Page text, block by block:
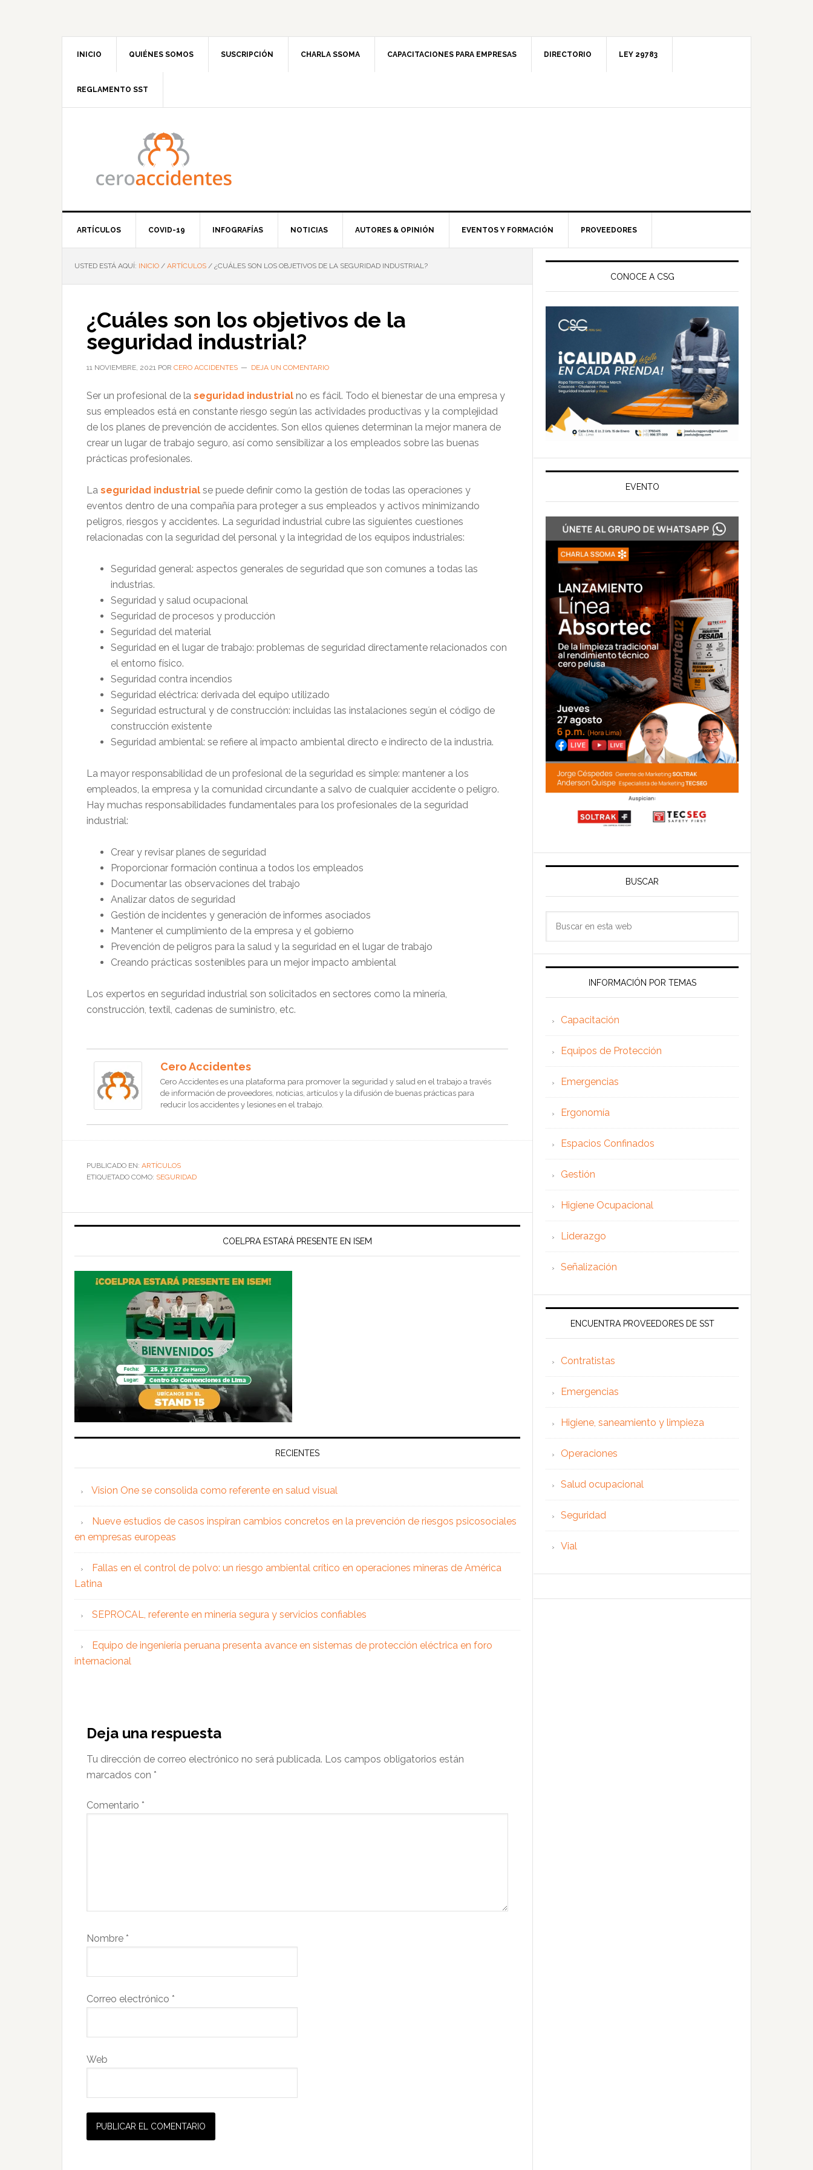
INICIO QUIÉNES SOMOS SUSCRIPCIÓN CHARLA SSOMA CAPACITACIONES PARA EMPRESAS DIRECTORIO LEY 29783
REGLAMENTO SST
ARTÍCULOS COVID-19 INFOGRAFÍAS NOTICIAS AUTORES & OPINIÓN EVENTOS Y FORMACIÓN PROVEEDORES
USTED ESTÁ AQUÍ: INICIO / ARTÍCULOS / ¿CUÁLES SON LOS OBJETIVOS DE LA SEGURIDAD INDUSTRIAL?
¿Cuáles son los objetivos de la
seguridad industrial?
11 NOVIEMBRE, 2021 POR CERO ACCIDENTES DEJA UN COMENTARIO
Ser un profesional de la seguridad industrial no es fácil. Todo el bienestar de una empresa y
sus empleados está en constante riesgo según las actividades productivas y la complejidad
de los planes de prevención de accidentes. Son ellos quienes determinan la mejor manera de
crear un lugar de trabajo seguro, así como sensibilizar a los empleados sobre las buenas
prácticas profesionales.
La seguridad industrial se puede definir como la gestión de todas las operaciones y
eventos dentro de una compañía para proteger a sus empleados y activos minimizando
peligros, riesgos y accidentes. La seguridad industrial cubre las siguientes cuestiones
relacionadas con la seguridad del personal y la integridad de los equipos industriales:
Seguridad general: aspectos generales de seguridad que son comunes a todas las
industrias.
Seguridad y salud ocupacional
Seguridad de procesos y producción
Seguridad del material
Seguridad en el lugar de trabajo: problemas de seguridad directamente relacionados con
el entorno físico.
Seguridad contra incendios
Seguridad eléctrica: derivada del equipo utilizado
Seguridad estructural y de construcción: incluidas las instalaciones según el código de
construcción existente
Seguridad ambiental: se refiere al impacto ambiental directo e indirecto de la industria.
La mayor responsabilidad de un profesional de la seguridad es simple: mantener a los
empleados, la empresa y la comunidad circundante a salvo de cualquier accidente o peligro.
Hay muchas responsabilidades fundamentales para los profesionales de la seguridad
industrial:
Crear y revisar planes de seguridad
Proporcionar formación continua a todos los empleados
Documentar las observaciones del trabajo
Analizar datos de seguridad
Gestión de incidentes y generación de informes asociados
Mantener el cumplimiento de la empresa y el gobierno
Prevención de peligros para la salud y la seguridad en el lugar de trabajo
Creando prácticas sostenibles para un mejor impacto ambiental
Los expertos en seguridad industrial son solicitados en sectores como la minería,
construcción, textil, cadenas de suministro, etc.
Cero Accidentes
Cero Accidentes es una plataforma para promover la seguridad y salud en el trabajo a través
de información de proveedores, noticias, artículos y la difusión de buenas prácticas para
reducir los accidentes y lesiones en el trabajo.
PUBLICADO EN: ARTÍCULOS
ETIQUETADO COMO: SEGURIDAD
COELPRA ESTARÁ PRESENTE EN ISEM
RECIENTES
Vision One se consolida como referente en salud visual
Nueve estudios de casos inspiran cambios concretos en la prevención de riesgos psicosociales
en empresas europeas
Fallas en el control de polvo: un riesgo ambiental crítico en operaciones mineras de América
Latina
SEPROCAL, referente en minería segura y servicios confiables
Equipo de ingeniería peruana presenta avance en sistemas de protección eléctrica en foro
internacional
con
lectores
Deja una respuesta
Tu dirección de correo electrónico no será publicada. Los campos obligatorios están
marcados con *
Comentario *
Nombre *
Correo electrónico *
Web
Barra
principal
CONOCE A CSG
EVENTO
BUSCAR
web
INFORMACIÓN POR TEMAS
Capacitación
Equipos de Protección
Emergencias
Ergonomía
Espacios Confinados
Gestión
Higiene Ocupacional
Liderazgo
Señalización
ENCUENTRA PROVEEDORES DE SST
Contratistas
Emergencias
Higiene, saneamiento y limpieza
Operaciones
Salud ocupacional
Seguridad
Vial